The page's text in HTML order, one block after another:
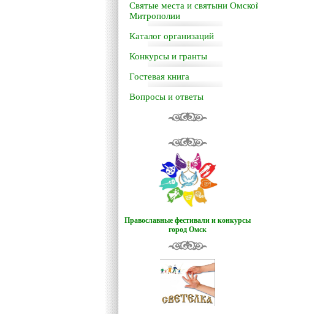
Святые места и святыни Омской
Митрополии
Каталог организаций
Конкурсы и гранты
Гостевая книга
Вопросы и ответы
Православные фестивали и конкурсы
город Омск